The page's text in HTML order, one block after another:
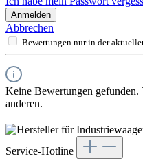
Anmelden
Abbrechen
Bewertungen nur in der
Keine Bewertungen
anderen.
Service-Hotline